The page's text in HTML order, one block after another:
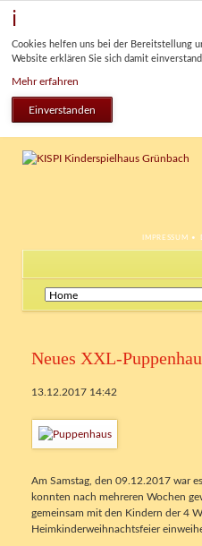
Cookies helfen uns bei der Bereitstellung
Website erklären Sie sich damit
Mehr erfahren
Einverstanden
NAVIGATION
IMPRESSUM
Navigation
überspringen
Neues XXL-
13.12.2017 14:42
Am Samstag, den 09.12.2017 war
konnten nach mehreren Wochen
gemeinsam mit den Kindern der 4
Heimkinderweihnachtsfeier